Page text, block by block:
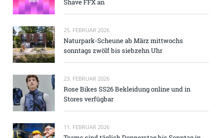
Shave FFX an
25. FEBRUAR 2026
Naturpark-Scheune ab März mittwochs
sonntags zwölf bis siebzehn Uhr
23. FEBRUAR 2026
Rose Bikes SS26 Bekleidung online und in
Stores verfügbar
11. FEBRUAR 2026